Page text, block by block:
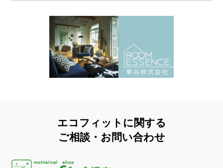
エコフィットに関する
ご相談・お問い合わせ